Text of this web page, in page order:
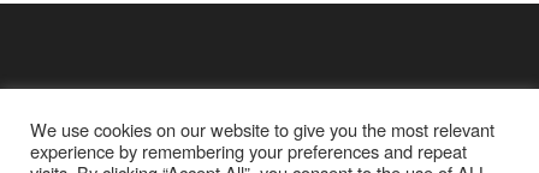
We use cookies on our website to give you the most relevant
experience by remembering your preferences and repeat